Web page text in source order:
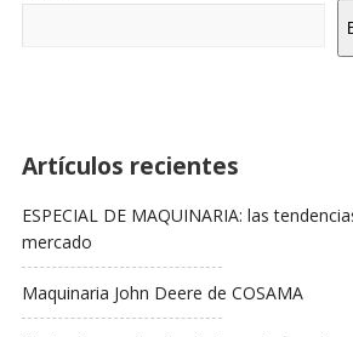
Lateral
Artículos recientes
ESPECIAL DE MAQUINARIA: las
mercado
Maquinaria John Deere de COSAMA